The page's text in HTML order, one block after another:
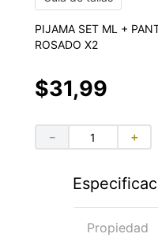
PIJAMA SET ML +
ROSADO X2
$31,99
＋
－
Propiedad